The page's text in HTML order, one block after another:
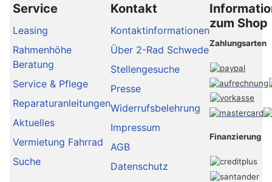
Service
Leasing
Rahmenhöhe
Beratung
Service & Pflege
Reparaturanleitungen
Aktuelles
Vermietung Fahrrad
Suche
Kontakt
Kontaktinformationen
Über 2-Rad Schwede
Stellengesuche
Presse
Widerrufsbelehrung
Impressum
AGB
Datenschutz
zum Shop
Zahlungsarten
Finanzierung